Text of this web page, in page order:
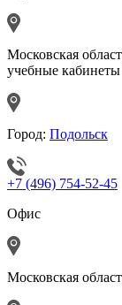
Московская
учебные
Город: Подольск
+7 (496) 754-52-45
Офис
Московская